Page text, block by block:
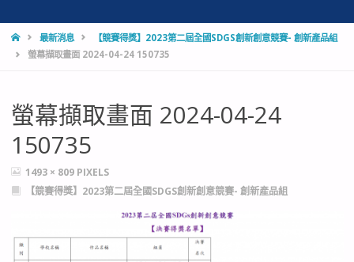
HOME最新消息
【競賽得獎】2023第二屆全國SDGS創新創意競賽- 創新產品組
螢幕擷取畫面 2024-04-24 150735
螢幕擷取畫面 2024-04-24
150735
FULL
SIZE
1493 × 809 PIXELS
【競賽得獎】2023第二屆全國SDGS創新創意競賽- 創新產品組